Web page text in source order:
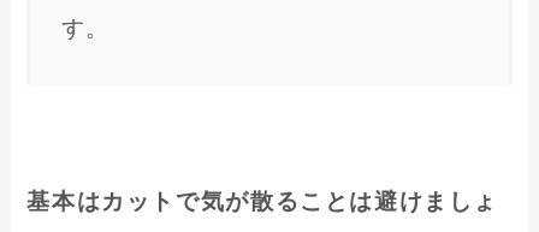
す。
基本はカットで気が散ることは避けましょ